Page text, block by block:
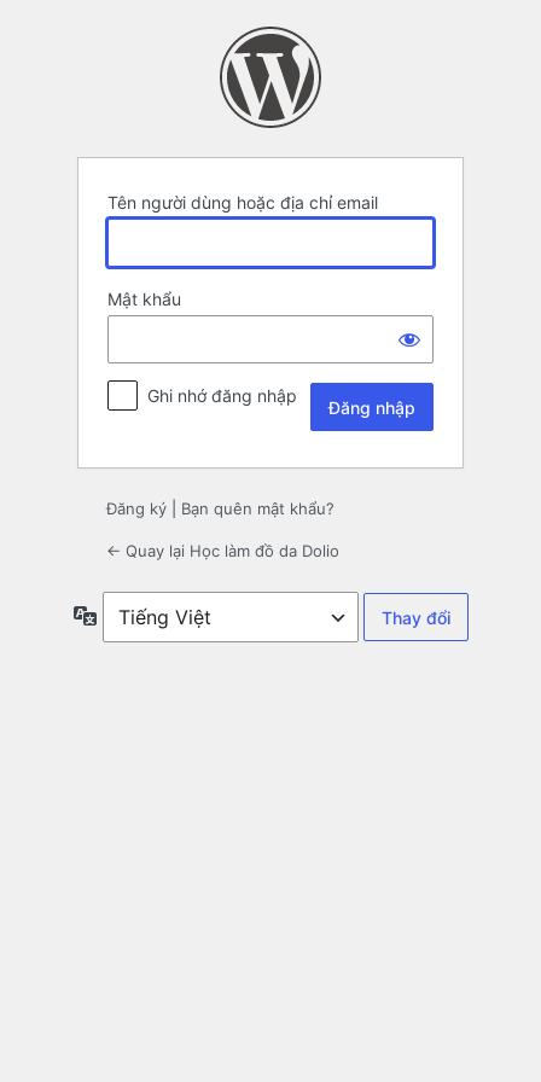
Tên người dùng hoặc địa chỉ email
Mật khẩu
Ghi nhớ đăng nhập
Đăng ký Bạn quên mật khẩu?
← Quay lại Học làm đồ da Dolio
Ngôn
ngữ